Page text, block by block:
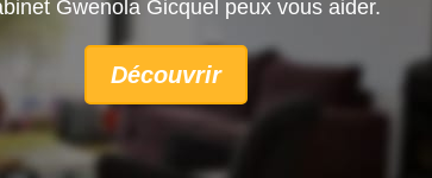
Gwenola Gicquel peux vous aider.
Découvrir